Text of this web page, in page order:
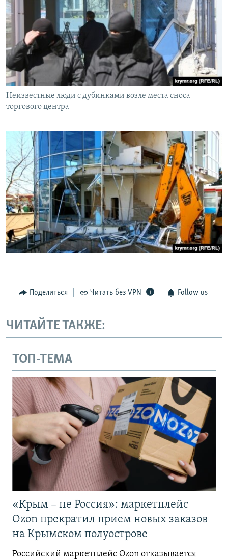
Неизвестные люди с дубинками возле места сноса
торгового центра
Поделиться Читать без VPN Follow us
ЧИТАЙТЕ ТАКЖЕ:
ТОП-ТЕМА
«Крым – не Россия»: маркетплейс
Ozon прекратил прием новых заказов
на Крымском полуострове
Российский маркетплейс Ozon отказывается